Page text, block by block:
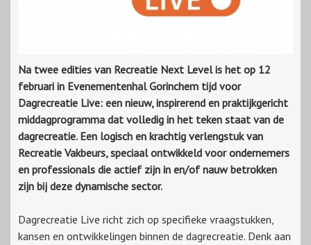
Na twee edities van Recreatie Next Level is het op 12
februari in Evenementenhal Gorinchem tijd voor
Dagrecreatie Live: een nieuw, inspirerend en praktijkgericht
middagprogramma dat volledig in het teken staat van de
dagrecreatie. Een logisch en krachtig verlengstuk van
Recreatie Vakbeurs, speciaal ontwikkeld voor ondernemers
en professionals die actief zijn in en/of nauw betrokken
zijn bij deze dynamische sector.
Dagrecreatie Live richt zich op specifieke vraagstukken,
kansen en ontwikkelingen binnen de dagrecreatie. Denk aan